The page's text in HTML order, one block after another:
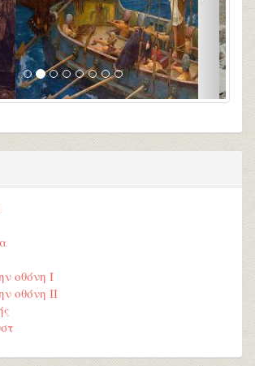
οθόνη Ι
οθόνη ΙI